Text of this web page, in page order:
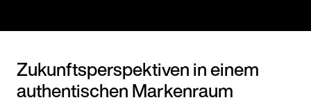
Zukunftsperspektiven in einem
authentischen Markenraum